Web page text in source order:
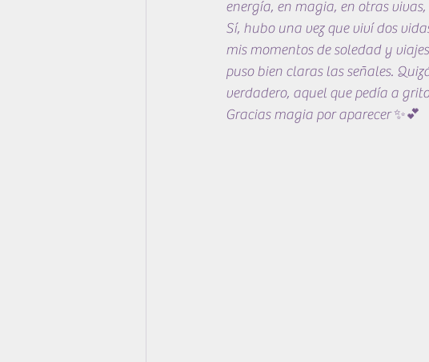
energía, en magia, en otras
Sí, hubo una vez que viví dos
mis momentos de soledad y
puso bien claras las señales.
verdadero, aquel que pedía a
Gracias magia por aparecer ✨💕